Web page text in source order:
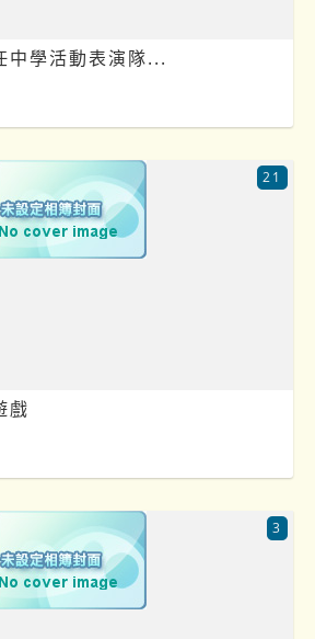
中學活動表演隊...
戲
21
3